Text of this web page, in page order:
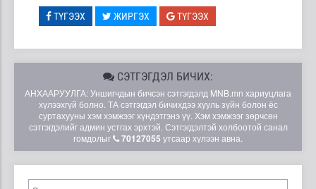
ТҮГЭЭХ ЖИРГЭХ ТҮГЭЭХ
СЭТГЭГДЭЛ БИЧИХ:
АНХААРУУЛГА: Уншигчдын бичсэн сэтгэгдэлд MNB.mn хариуцлага
хүлээхгүй болно. ТА сэтгэгдэл бичихдээ хууль зүйн болон ёс
суртахууны хэм хэмжээг хүндэтгэнэ үү. Хэм хэмжээг зөрчсөн
сэтгэгдэлийг админ устгах эрхтэй. Сэтгэгдэлтэй холбоотой санал
гомдолыг
70127055 утсаар хүлээн авна.